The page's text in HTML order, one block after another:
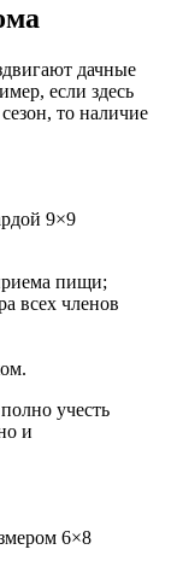
дачные
если здесь
то наличие
9×9
пищи;
всех членов
учесть
и
6×8